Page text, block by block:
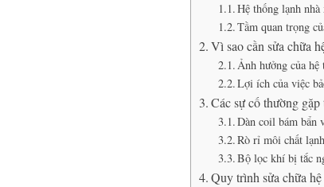
Hệ thống lạnh
Tầm quan trọng
Vì sao cần sửa chữa
Ảnh hưởng của hệ
Lợi ích của việc
Các sự cố thường
Dàn coil bám bẩn
Rò rỉ môi chất
Bộ lọc khí bị tắc
Quy trình sửa chữa